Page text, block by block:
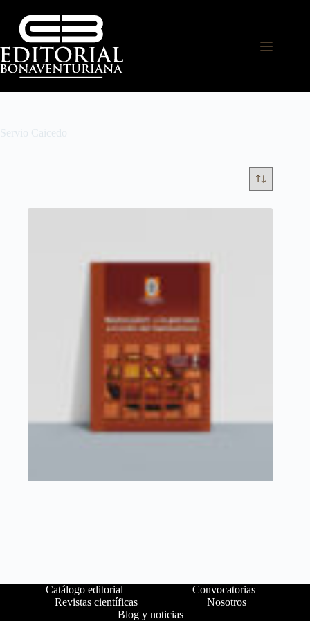
Servio Caicedo
Catálogo editorial
Convocatorias
Revistas científicas
Nosotros
Blog y noticias